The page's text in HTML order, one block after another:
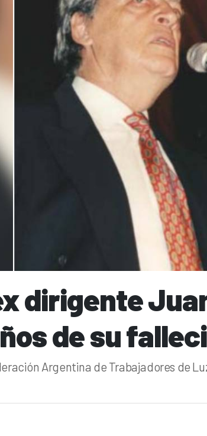
dirigente
de su
Argentina de Trabajadores de